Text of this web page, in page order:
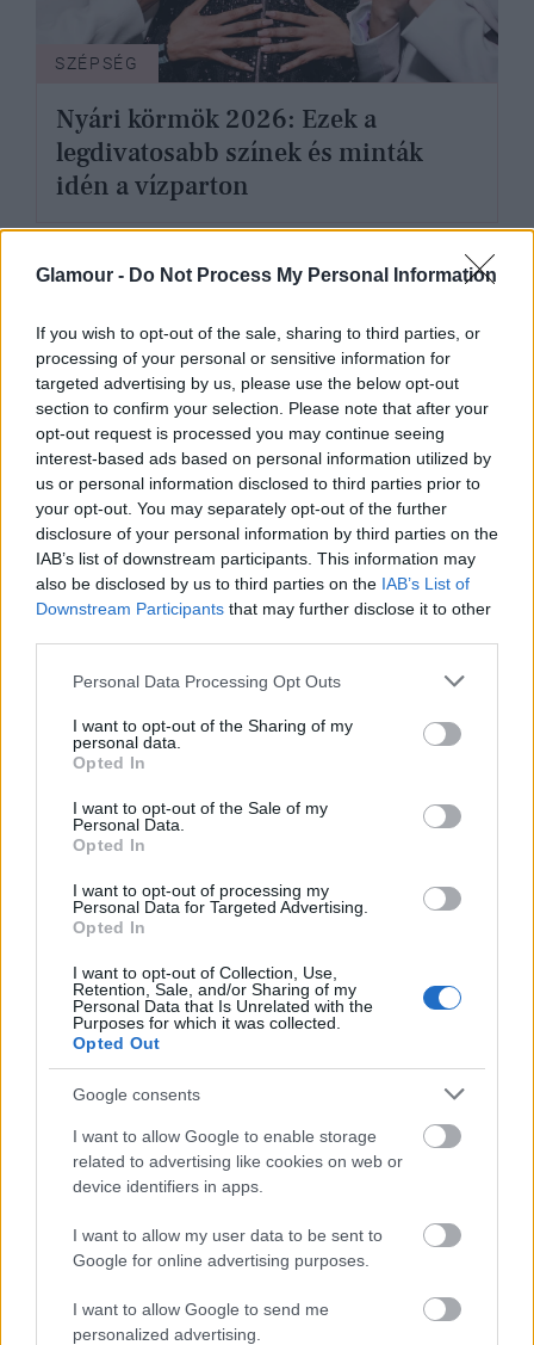
Glamour - Do Not Process My Personal Information
If you wish to opt-out of the sale, sharing to third parties, or
processing of your personal or sensitive information for
targeted advertising by us, please use the below opt-out
section to confirm your selection. Please note that after your
opt-out request is processed you may continue seeing
interest-based ads based on personal information utilized by
us or personal information disclosed to third parties prior to
your opt-out. You may separately opt-out of the further
disclosure of your personal information by third parties on the
IAB’s list of downstream participants. This information may
also be disclosed by us to third parties on the IAB’s List of
Downstream Participants that may further disclose it to other
Please note that this website/app uses one or more Google
not limited to your visit or usage behaviour. You may click to
grant or deny consent to Google and its third-party tags to
use your data for below specified purposes in below Google
consent section.
Personal Data Processing Opt Outs
I want to opt-out of the Sharing of my
personal data.
Opted In
I want to opt-out of the Sale of my
Personal Data.
Opted In
I want to opt-out of processing my
Personal Data for Targeted Advertising.
Opted In
I want to opt-out of Collection, Use,
Retention, Sale, and/or Sharing of my
Personal Data that Is Unrelated with the
Purposes for which it was collected.
Opted Out
Google consents
I want to allow Google to enable storage
related to advertising like cookies on web or
device identifiers in apps.
I want to allow my user data to be sent to
Google for online advertising purposes.
I want to allow Google to send me
personalized advertising.
SZÉPSÉG
Nyári körmök 2026: Ezek a
legdivatosabb színek és minták
idén a vízparton
ÉLETMÓD
Egy Dubajban élő magyar
elmesélte, hogyan lehet kibírni az
SZTÁROK
Amal Clooney megmutatta, milyen a
tökéletes nyári öltözet, ha tombol a
kánikula